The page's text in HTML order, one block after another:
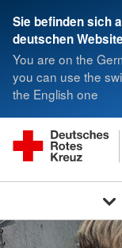
Sie befinden sich
deutschen Website
You are on the
you can use the
the English one